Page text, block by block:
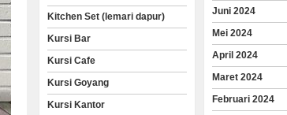
Kitchen Set (lemari dapur)
Kursi Bar
Kursi Cafe
Kursi Goyang
Kursi Kantor
Juni 2024
Mei 2024
April 2024
Maret 2024
Februari 2024